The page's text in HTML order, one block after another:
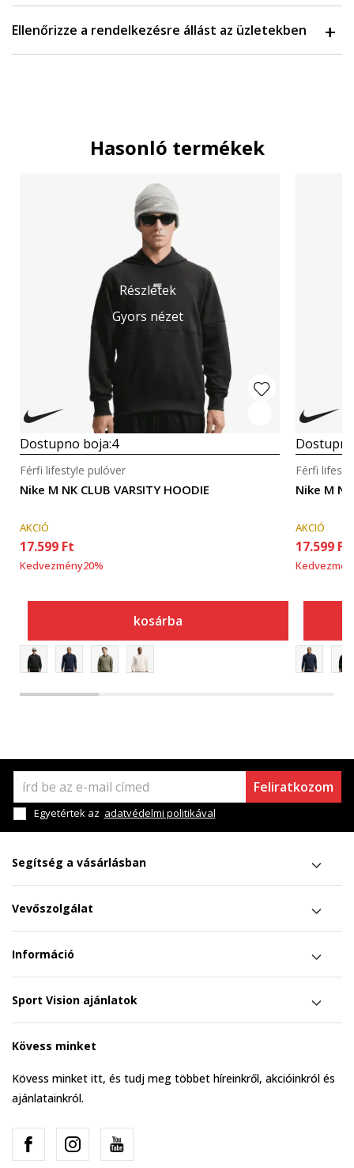
Ellenőrizze a rendelkezésre állást az üzletekben
Hasonló termékek
Részletek
Gyors nézet
Dostupno boja:4
Nike M NK CLUB VARSITY HOODIE
Férfi lifestyle pulóver
AKCIÓ
17.599 Ft
Kedvezmény20%
kosárba
Nike M
Férfi
AKCIÓ
17.599 Ft
Feliratkozom
Egyetértek az adatvédelmi politikával
Segítség a vásárlásban
Vevőszolgálat
Információ
Sport Vision ajánlatok
Kövess minket
Kövess minket itt, és tudj meg többet híreinkről, akcióinkról és
ajánlatainkról.